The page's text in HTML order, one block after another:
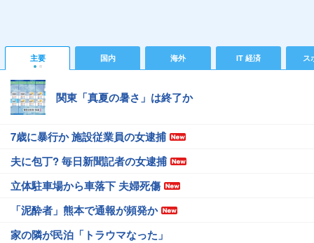
主要 国内 海外 IT 経済 ス
関東「真夏の暑さ」は終了か
7歳に暴行か 施設従業員の女逮捕
夫に包丁? 毎日新聞記者の女逮捕
立体駐車場から車落下 夫婦死傷
「泥酔者」熊本で通報が頻発か
家の隣が民泊「トラウマなった」